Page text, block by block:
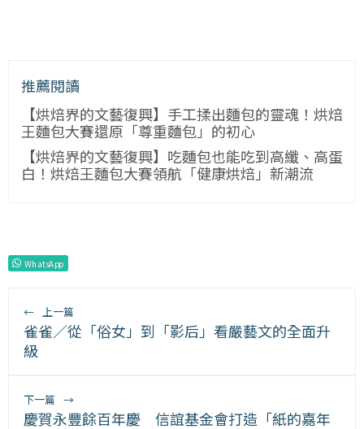
推薦閱讀
【烘焙界的文藝復興】手工揉出麵包的靈魂！烘焙
王麵包大賽還原「尊重麵包」的初心
【烘焙界的文藝復興】吃麵包也能吃到高纖、高蛋
白！烘焙王麵包大賽領航「健康烘焙」新潮流
WhatsApp
← 上一篇
雀雀／從「俗女」到「影后」看嚴藝文的全面升
級
下一篇 →
慶賀永豐餘百年慶 信誼基金會打造「紙的嘉年